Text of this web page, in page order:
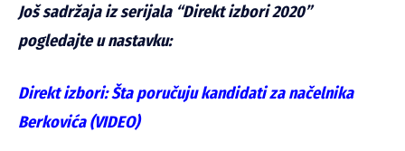
Još sadržaja iz serijala “Direkt izbori 2020”
pogledajte u nastavku:
Direkt izbori: Šta poručuju kandidati za načelnika
Berkovića (VIDEO)